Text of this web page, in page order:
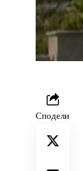
Сподели